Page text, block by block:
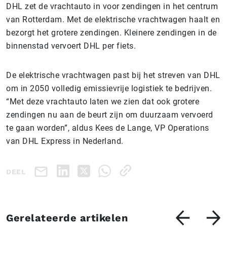
DHL zet de vrachtauto in voor zendingen in het centrum
van Rotterdam. Met de elektrische vrachtwagen haalt en
bezorgt het grotere zendingen. Kleinere zendingen in de
binnenstad vervoert DHL per fiets.
De elektrische vrachtwagen past bij het streven van DHL
om in 2050 volledig emissievrije logistiek te bedrijven.
“Met deze vrachtauto laten we zien dat ook grotere
zendingen nu aan de beurt zijn om duurzaam vervoerd
te gaan worden”, aldus Kees de Lange, VP Operations
van DHL Express in Nederland.
DEEL
Gerelateerde artikelen